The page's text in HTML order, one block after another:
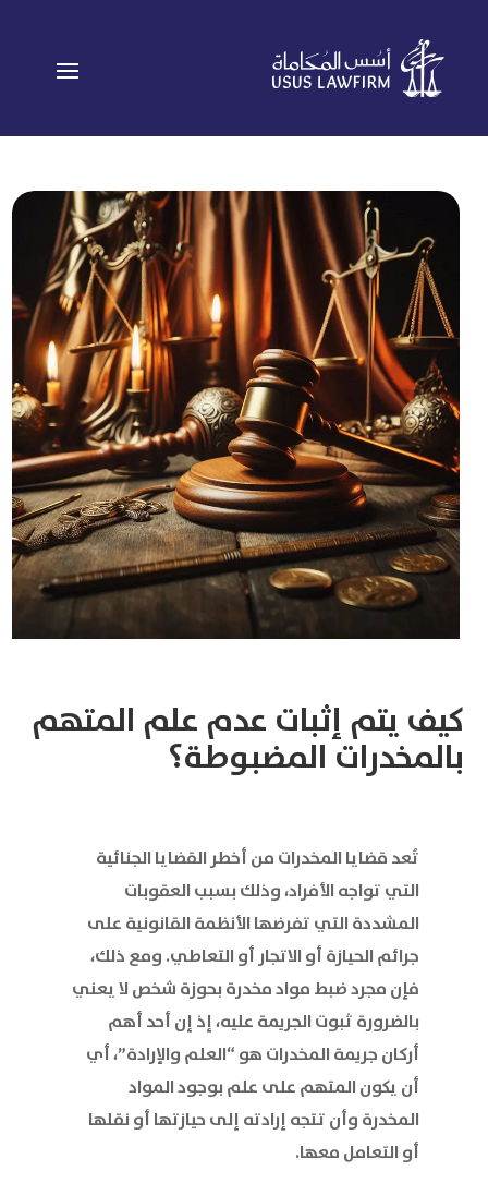
كيف يتم إثبات عدم علم المتهم
بالمخدرات المضبوطة؟
تُعد قضايا المخدرات من أخطر القضايا الجنائية
التي تواجه الأفراد، وذلك بسبب العقوبات
المشددة التي تفرضها الأنظمة القانونية على
جرائم الحيازة أو الاتجار أو التعاطي. ومع ذلك،
فإن مجرد ضبط مواد مخدرة بحوزة شخص لا يعني
بالضرورة ثبوت الجريمة عليه، إذ إن أحد أهم
أركان جريمة المخدرات هو “العلم والإرادة”، أي
أن يكون المتهم على علم بوجود المواد
المخدرة وأن تتجه إرادته إلى حيازتها أو نقلها
أو التعامل معها.